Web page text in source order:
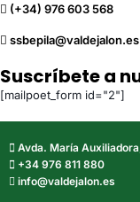
(+34) 976 603 568
ssbepila@valdejalon.es
Suscríbete a
[mailpoet_form id="2"]
Avda. María
+34 976 811 880
info@valdejalon.es